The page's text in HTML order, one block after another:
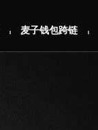
麦子钱包跨链